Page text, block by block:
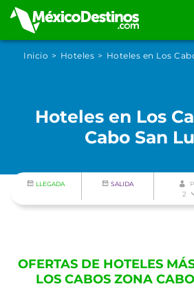
Inicio Hoteles Hoteles en Los
Hoteles en Los
Cabo San
LLEGADA SALIDA
2
OFERTAS DE HOTELES
LOS CABOS ZONA